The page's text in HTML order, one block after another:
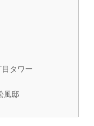
タワー
風邸